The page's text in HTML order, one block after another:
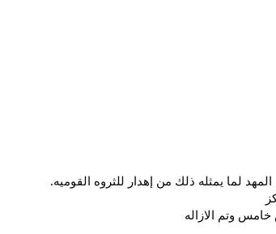
لما يمثله ذلك من إهدار للثروه القوميه.
خامس وتم الازاله